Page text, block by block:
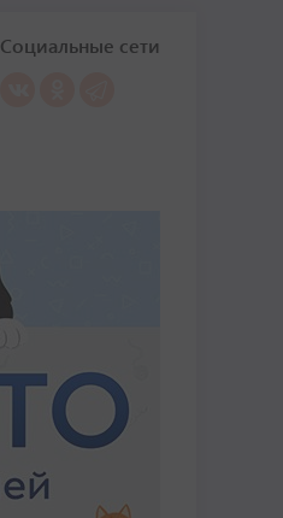
Социальные сети